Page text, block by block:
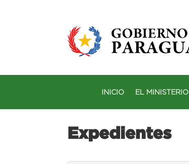
INICIO EL MINISTERIO
Expedientes